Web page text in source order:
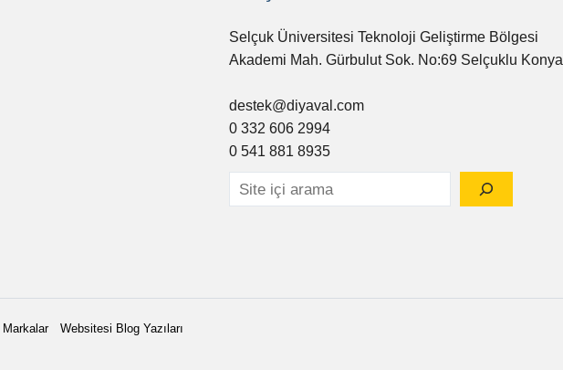
Selçuk Üniversitesi Teknoloji Geliştirme Bölgesi
Akademi Mah. Gürbulut Sok. No:69 Selçuklu Konya
destek@diyaval.com
0 332 606 2994
0 541 881 8935
Websitesi Blog Yazıları